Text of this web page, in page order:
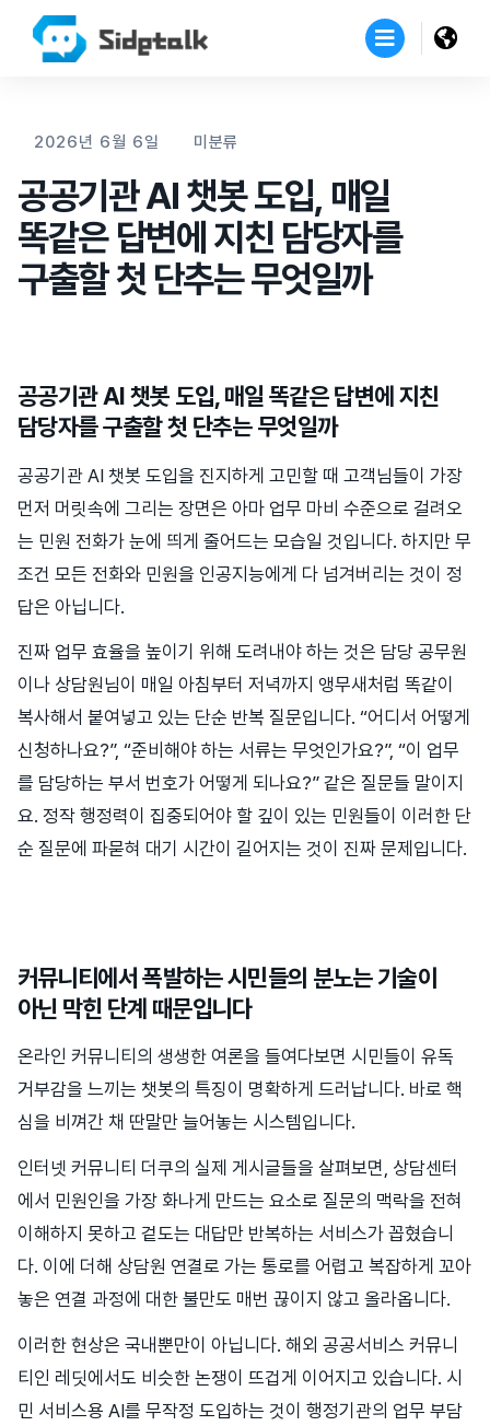
2026년 6월 6일 미분류
공공기관 AI 챗봇 도입, 매일
똑같은 답변에 지친 담당자를
구출할 첫 단추는 무엇일까
공공기관 AI 챗봇 도입, 매일 똑같은 답변에 지친
담당자를 구출할 첫 단추는 무엇일까
공공기관 AI 챗봇 도입을 진지하게 고민할 때 고객님들이 가장
먼저 머릿속에 그리는 장면은 아마 업무 마비 수준으로 걸려오
는 민원 전화가 눈에 띄게 줄어드는 모습일 것입니다. 하지만 무
조건 모든 전화와 민원을 인공지능에게 다 넘겨버리는 것이 정
답은 아닙니다.
진짜 업무 효율을 높이기 위해 도려내야 하는 것은 담당 공무원
이나 상담원님이 매일 아침부터 저녁까지 앵무새처럼 똑같이
복사해서 붙여넣고 있는 단순 반복 질문입니다. “어디서 어떻게
신청하나요?”, “준비해야 하는 서류는 무엇인가요?”, “이 업무
를 담당하는 부서 번호가 어떻게 되나요?” 같은 질문들 말이지
요. 정작 행정력이 집중되어야 할 깊이 있는 민원들이 이러한 단
순 질문에 파묻혀 대기 시간이 길어지는 것이 진짜 문제입니다.
커뮤니티에서 폭발하는 시민들의 분노는 기술이
아닌 막힌 단계 때문입니다
온라인 커뮤니티의 생생한 여론을 들여다보면 시민들이 유독
거부감을 느끼는 챗봇의 특징이 명확하게 드러납니다. 바로 핵
심을 비껴간 채 딴말만 늘어놓는 시스템입니다.
인터넷 커뮤니티 더쿠의 실제 게시글들을 살펴보면, 상담센터
에서 민원인을 가장 화나게 만드는 요소로 질문의 맥락을 전혀
이해하지 못하고 겉도는 대답만 반복하는 서비스가 꼽혔습니
다. 이에 더해 상담원 연결로 가는 통로를 어렵고 복잡하게 꼬아
놓은 연결 과정에 대한 불만도 매번 끊이지 않고 올라옵니다.
이러한 현상은 국내뿐만이 아닙니다. 해외 공공서비스 커뮤니
티인 레딧에서도 비슷한 논쟁이 뜨겁게 이어지고 있습니다. 시
민 서비스용 AI를 무작정 도입하는 것이 행정기관의 업무 부담